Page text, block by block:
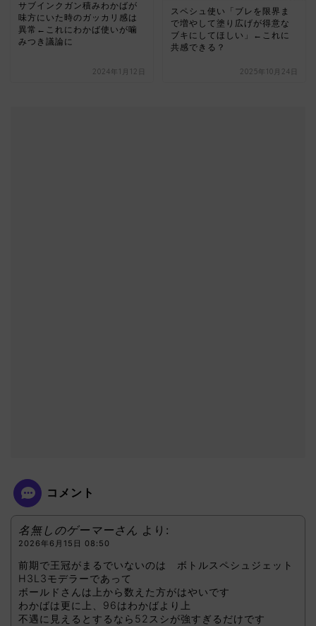
サブインクガン積みわかばが
味方にいた時のガッカリ感は
異常←これにわかば使いが噛
みつき議論に
2024年1月12日
スペシュ使い「ブレを限界ま
で増やして塗り広げが得意な
ブキにしてほしい」←これに
共感できる？
2025年10月24日
コメント
名無しのゲーマーさん より:
2026年6月15日 08:50
前期で王冠がまるでいないのは ボトルスペシュジェット
H3L3モデラーであって
ボールドさんは上から数えた方がはやいです
わかばは更に上、96はわかばより上
不遇に見えるとするなら52スシが強すぎるだけです